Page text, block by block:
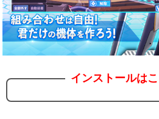
インストールは